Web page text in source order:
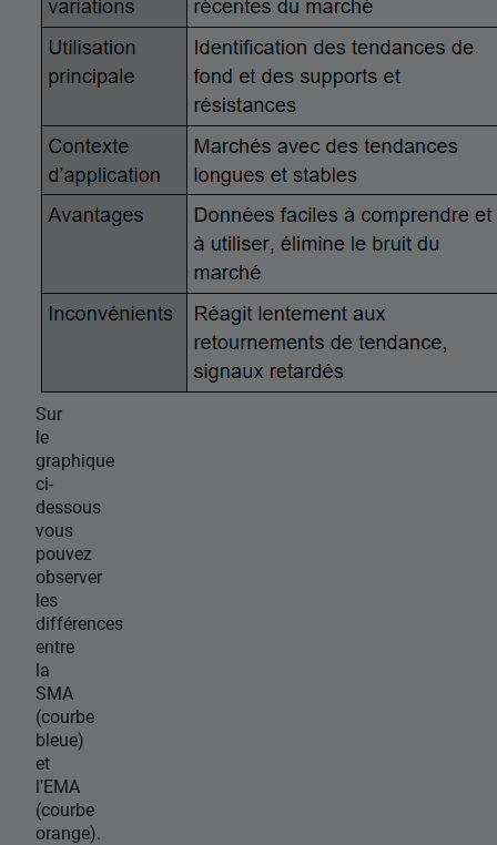
Sur
le
graphique
ci-
dessous
vous
pouvez
observer
les
différences
entre
la
SMA
(courbe
bleue)
et
l’EMA
(courbe
orange).